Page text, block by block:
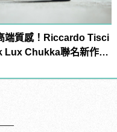
端質感！Riccardo Tisci
Lux Chukka聯名新作正